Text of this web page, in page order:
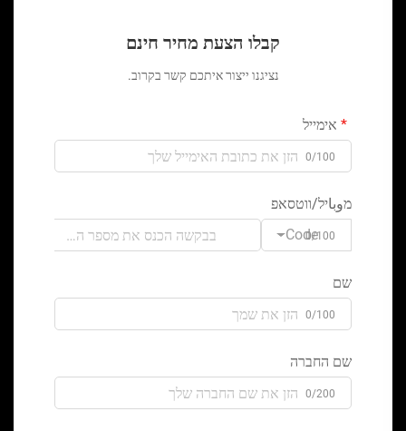
קבלו הצעת מחיר חינם
נציגנו ייצור איתכם קשר בקרוב.
אימייל
0/100
מوباיל/ווטסאפ
Code0/100
שם
0/100
שם החברה
0/200